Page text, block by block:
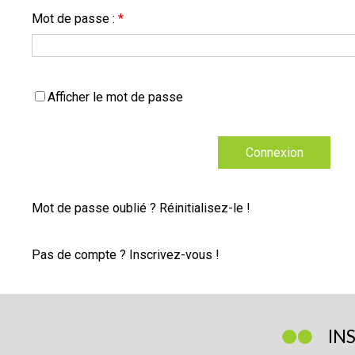
Mot de passe : *
Afficher le mot de passe
Connexion
Mot de passe oublié ? Réinitialisez-le !
Pas de compte ? Inscrivez-vous !